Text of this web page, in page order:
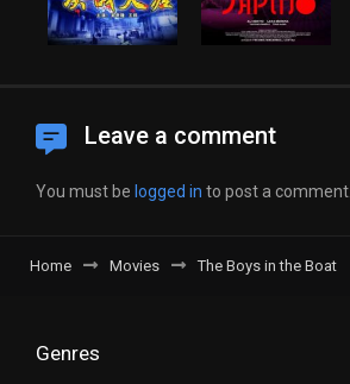
Leave a comment
You must be logged in to post a comment.
Home Movies The Boys in the Boat
Genres